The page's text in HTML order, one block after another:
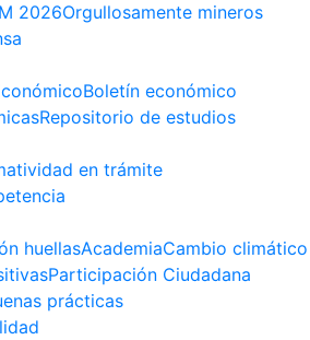
2026Orgullosamente mineros
Boletín económico
Repositorio de estudios
en trámite
huellasAcademiaCambio climático
Participación Ciudadana
prácticas